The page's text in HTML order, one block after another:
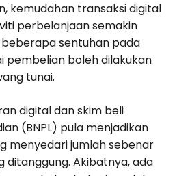
kemudahan transaksi digital
perbelanjaan semakin
sentuhan pada
pembelian boleh dilakukan
tunai.
digital dan skim beli
(BNPL) pula menjadikan
menyedari jumlah sebenar
ditanggung. Akibatnya, ada